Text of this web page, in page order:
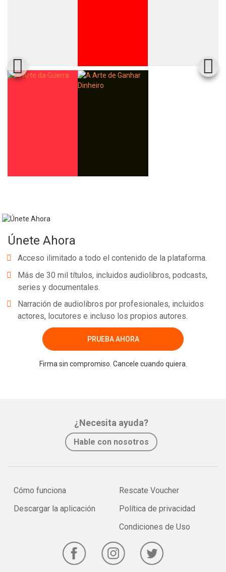
Únete Ahora
Acceso ilimitado a todo el contenido de la plataforma.
Más de 30 mil títulos, incluidos audiolibros, podcasts,
series y documentales.
Narración de audiolibros por profesionales, incluidos
actores, locutores e incluso los propios autores.
PRUEBA AHORA
Firma sin compromiso. Cancele cuando quiera.
¿Necesita ayuda?
Hable con nosotros
Cómo funciona
Descargar la aplicación
Rescate Voucher
Política de privacidad
Condiciones de Uso